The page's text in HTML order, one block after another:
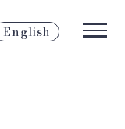
English